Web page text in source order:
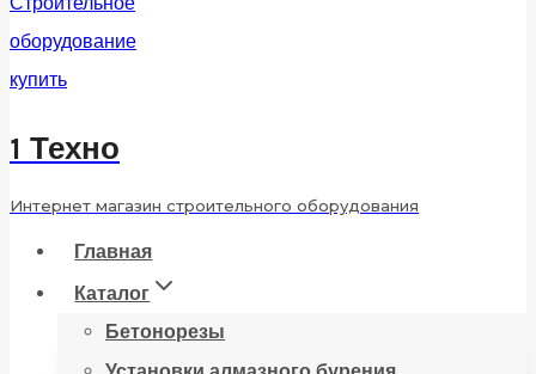
1 Техно
Интернет магазин строительного оборудования
Главная
Каталог
Бетонорезы